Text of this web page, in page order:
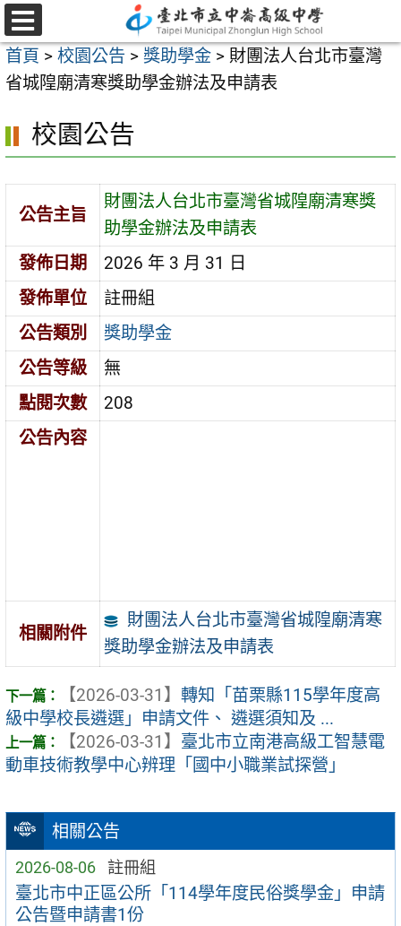
跳
至
主
要
容
選
單
首頁 > 校園公告 > 獎助學金 > 財團法人台北市臺灣
省城隍廟清寒獎助學金辦法及申請表
相關公告
2026-08-06 註冊組
臺北市中正區公所「114學年度民俗獎學金」申請
公告暨申請書1份
校園公告
公告主旨
財團法人台北市臺灣省城隍廟清寒獎
助學金辦法及申請表
發佈日期
2026 年 3 月 31 日
發佈單位
註冊組
公告類別
獎助學金
公告等級
無
點閱次數
208
公告內容
相關附件
財團法人台北市臺灣省城隍廟清寒
獎助學金辦法及申請表
【2026-03-31】 轉知「苗栗縣115學年度高
級中學校長遴選」申請文件、 遴選須知及 ...
【2026-03-31】 臺北市立南港高級工智慧電
動車技術教學中心辨理「國中小職業試探營」